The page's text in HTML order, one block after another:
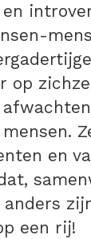
op
en
anders
een rij!